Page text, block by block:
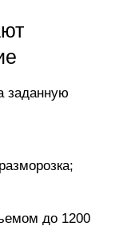
заданную
до 1200